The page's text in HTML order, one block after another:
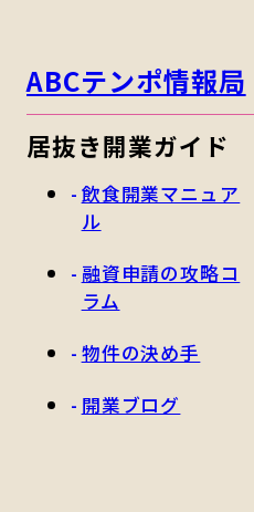
ABCテンポ情報局
居抜き開業ガイド
飲食開業マニュア
ル
融資申請の攻略コ
ラム
物件の決め手
開業ブログ